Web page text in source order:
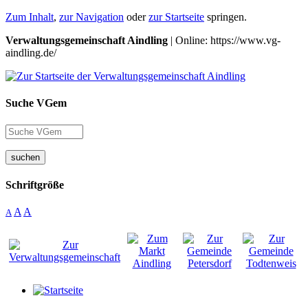
Zum Inhalt, zur Navigation oderzur Startseite springen.
Verwaltungsgemeinschaft Aindling | Online: https://www.vg-
aindling.de/
Suche VGem
suchen
Schriftgröße
A A A